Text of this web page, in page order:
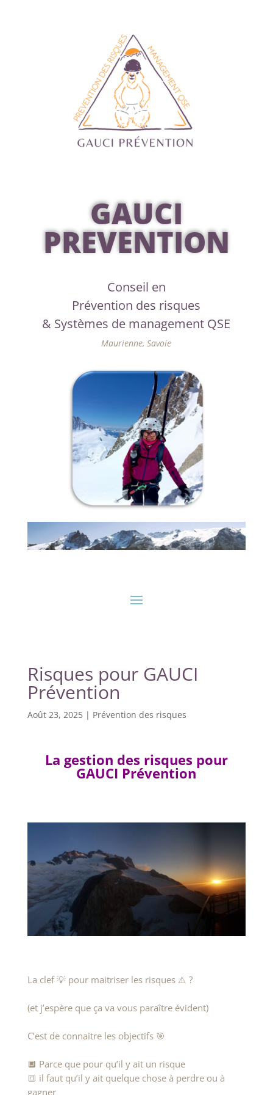
GAUCI
PREVENTION
Conseil en
Prévention des risques
& Systèmes de management QSE
Maurienne, Savoie
Risques pour GAUCI
Prévention
Août 23, 2025| Prévention des risques
La gestion des risques pour
GAUCI Prévention
La clef 💡 pour maitriser les risques ⚠️ ?
(et j’espère que ça va vous paraître évident)
C’est de connaitre les objectifs 🎯
🔲 Parce que pour qu’il y ait un risque
🔳 il faut qu’il y ait quelque chose à perdre ou à
gagner